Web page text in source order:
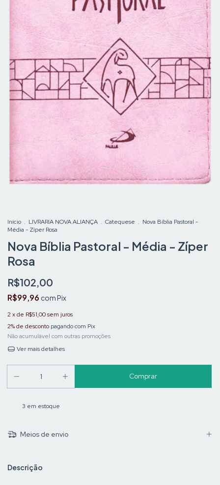
Início . LIVRARIA NOVA ALIANÇA . Catequese . Nova Bíblia Pastoral -
Média - Zíper Rosa
Nova Bíblia Pastoral - Média - Zíper
Rosa
R$102,00
R$99,96 comPix
2 x de R$51,00sem juros
2% de desconto pagando com Pix
Não acumulável com outras promoções
Ver mais detalhes
3 em estoque
Meios de envio
Descrição